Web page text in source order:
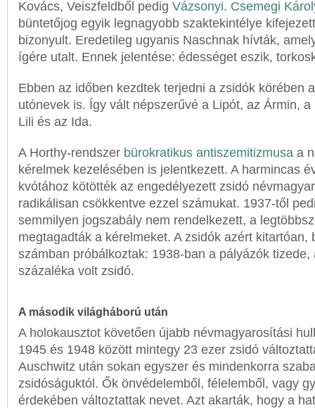
Kovács, Veiszfeldből pedig Vázsonyi. Csemegi
büntetőjog egyik legnagyobb szaktekintélye
bizonyult. Eredetileg ugyanis Naschnak hívták,
ígére utalt. Ennek jelentése: édességet eszik,
Ebben az időben kezdtek terjedni a zsidók körében
utónevek is. Így vált népszerűvé a Lipót, az Ármin,
Lili és az Ida.
A Horthy-rendszer bürokratikus antiszemitizmusa a
kérelmek kezelésében is jelentkezett. A harmincas
kvótához kötötték az engedélyezett zsidó
radikálisan csökkentve ezzel számukat. 1937-től
semmilyen jogszabály nem rendelkezett, a
megtagadták a kérelmeket. A zsidók azért kitartóan,
számban próbálkoztak: 1938-ban a pályázók tizede,
százaléka volt zsidó.
A második világháború után
A holokausztot követően újabb névmagyarosítási
1945 és 1948 között mintegy 23 ezer zsidó
Auschwitz után sokan egyszer és mindenkorra
zsidóságuktól. Ők önvédelemből, félelemből, vagy
érdekében változtattak nevet. Azt akarták, hogy a